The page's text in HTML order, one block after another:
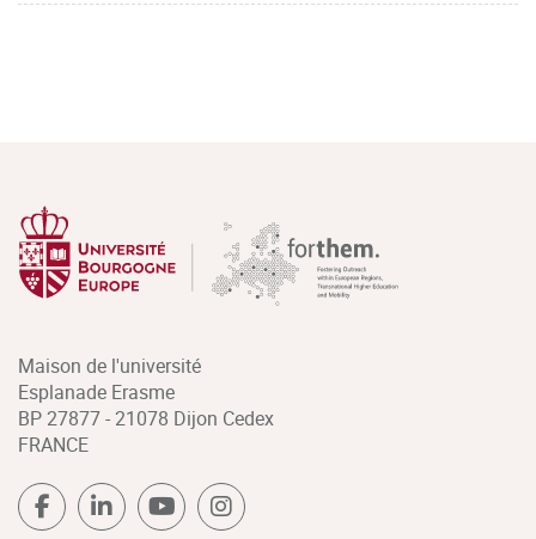
Maison de l'université
Esplanade Erasme
BP 27877 - 21078 Dijon Cedex
FRANCE